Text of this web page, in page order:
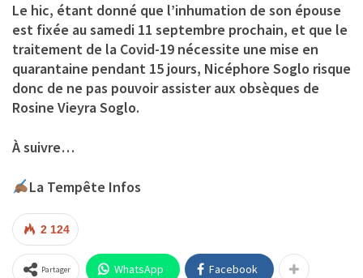
Le hic, étant donné que l’inhumation de son épouse
est fixée au samedi 11 septembre prochain, et que le
traitement de la Covid-19 nécessite une mise en
quarantaine pendant 15 jours, Nicéphore Soglo risque
donc de ne pas pouvoir assister aux obsèques de
Rosine Vieyra Soglo.
À suivre…
La Tempête Infos
2 124
Partager WhatsApp Facebook